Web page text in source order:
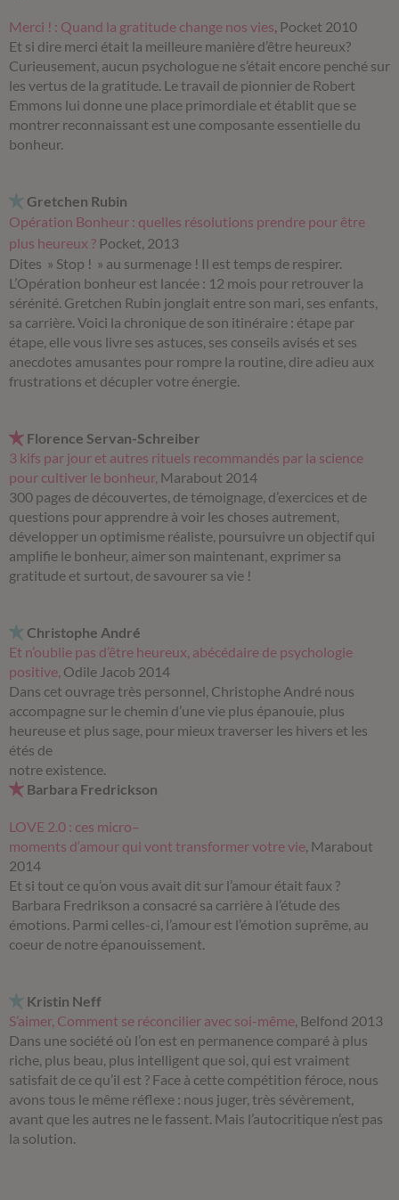
Merci ! : Quand la gratitude change nos vies, Pocket 2010
Et si dire merci était la meilleure manière d’être heureux?
Curieusement, aucun psychologue ne s’était encore penché sur
les vertus de la gratitude. Le travail de pionnier de Robert
Emmons lui donne une place primordiale et établit que se
montrer reconnaissant est une composante essentielle du
bonheur.
Gretchen Rubin
Opération Bonheur : quelles résolutions prendre pour être
plus heureux ? Pocket, 2013
Dites » Stop ! » au surmenage ! Il est temps de respirer.
L’Opération bonheur est lancée : 12 mois pour retrouver la
sérénité. Gretchen Rubin jonglait entre son mari, ses enfants,
sa carrière. Voici la chronique de son itinéraire : étape par
étape, elle vous livre ses astuces, ses conseils avisés et ses
anecdotes amusantes pour rompre la routine, dire adieu aux
frustrations et décupler votre énergie.
Florence Servan-Schreiber
3 kifs par jour et autres rituels recommandés par la science
pour cultiver le bonheur, Marabout 2014
300 pages de découvertes, de témoignage, d’exercices et de
questions pour apprendre à voir les choses autrement,
développer un optimisme réaliste, poursuivre un objectif qui
amplifie le bonheur, aimer son maintenant, exprimer sa
gratitude et surtout, de savourer sa vie !
Christophe André
Et n’oublie pas d’être heureux, abécédaire de psychologie
positive, Odile Jacob 2014
Dans cet ouvrage très personnel, Christophe André nous
accompagne sur le chemin d’une vie plus épanouie, plus
heureuse et plus sage, pour mieux traverser les hivers et les
étés de
notre existence.
Barbara Fredrickson
L OVE 2.0 : ces micro–
moments d‘amour qui vont transformervotrevie, Marabout
2014
Et si tout ce qu’on vous avait dit sur l’amour était faux ?
Barbara Fredrikson a consacré sa carrière à l’étude des
émotions. Parmi celles-ci, l’amour est l’émotion suprême, au
coeur de notre épanouissement.
Kristin Neff
S’aimer, Comment se réconcilier avec soi-même, Belfond 2013
Dans une société où l’on est en permanence comparé à plus
riche, plus beau, plus intelligent que soi, qui est vraiment
satisfait de ce qu’il est ? Face à cette compétition féroce, nous
avons tous le même réflexe : nous juger, très sévèrement,
avant que les autres ne le fassent. Mais l’autocritique n’est pas
la solution.